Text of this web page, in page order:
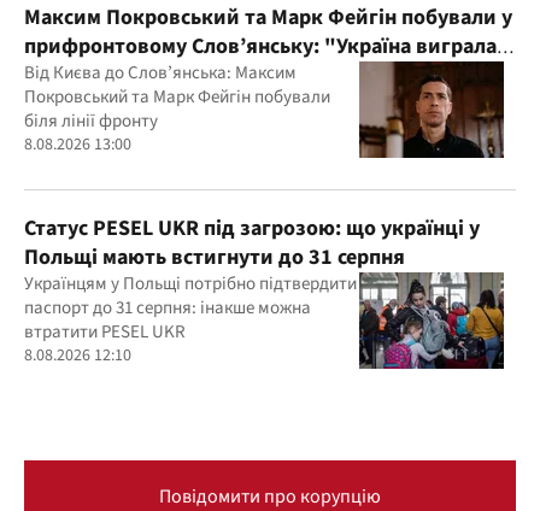
Максим Покровський та Марк Фейгін побували у
прифронтовому Слов’янську: "Україна виграла
цю війну"
Від Києва до Слов’янська: Максим
Покровський та Марк Фейгін побували
біля лінії фронту
8.08.2026 13:00
Статус PESEL UKR під загрозою: що українці у
Польщі мають встигнути до 31 серпня
Українцям у Польщі потрібно підтвердити
паспорт до 31 серпня: інакше можна
втратити PESEL UKR
8.08.2026 12:10
Повідомити про корупцію